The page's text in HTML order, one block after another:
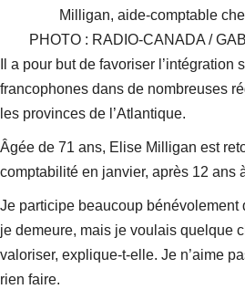
Milligan, aide-comptable
PHOTO : RADIO-CANADA /
Il a pour but de favoriser l’intégration
francophones dans de nombreuses
les provinces de l’Atlantique.
Âgée de 71 ans, Elise Milligan est
comptabilité en janvier, après 12 ans
Je participe beaucoup bénévolement
je demeure, mais je voulais quelque
valoriser, explique-t-elle. Je n’aime
rien faire.